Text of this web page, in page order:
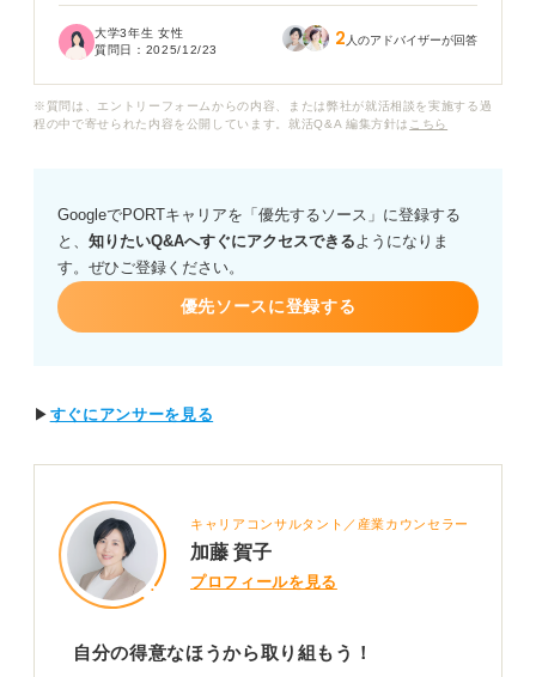
「面接で話したエピソードを作文にも書くべきなのか？
と作文を通して私の何をチェックしているのでしょう
大限に自分をアピールするための具体的な書き方のコツ
や注意点についてアドバイスをいただきたいです。
大学3年生 女性
質問日： 2025/12/23 2 人のアドバイザーが回答
※質問は、エントリーフォームからの内容、または弊社が就活相談を実施する過
程の中で寄せられた内容を公開しています。就活Q&A 編集方針は こちら
GoogleでPORTキャリアを「優先するソース」に登録する
と、 知りたいQ&Aへすぐにアクセスできるようになりま
す。ぜひご登録ください。
優先ソースに登録する
▶ すぐにアンサーを見る
キャリアコンサルタント／産業カウンセラー
加藤 賀子
プロフィールを見る
自分の得意なほうから取り組もう！